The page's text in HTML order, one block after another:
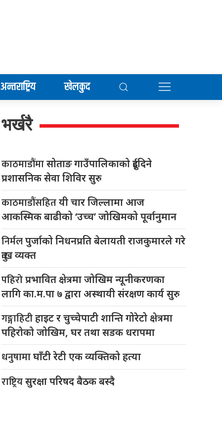
अन्तराष्ट्रिय खेलकुद
भर्खरै
काठमाडौंमासोताङ गाउँपालिकाको दुईदिने
प्रशासनिक सेवा शिविर सुरु
काठमाडौंसहितयी चार जिल्लामा आज
आकस्मिक बाढीको ‘उच्च’ जोखिमको पूर्वानुमान
निर्मलपुर्जाको निधनप्रति बेलायती राजकुमारले गरे
दुःख व्यक्त
पहिरोप्रभावित क्षेत्रमा जोखिम न्यूनीकरणका
लागि का.म.पा ७ द्वारा अस्थायी संरक्षण कार्य सुरु
गङ्गाहिटीहाइट र चुच्चेपाटी शान्ति गोरेटो क्षेत्रमा
पहिरोको जोखिम, घर तथा सडक धरापमा
धनुषामाघाँटी रेटी एक व्यक्तिको हत्या
राष्ट्रियसुरक्षा परिषद बैठक बस्दै